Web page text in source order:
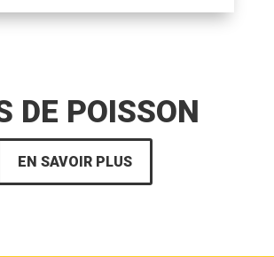
DE POISSON
EN SAVOIR PLUS